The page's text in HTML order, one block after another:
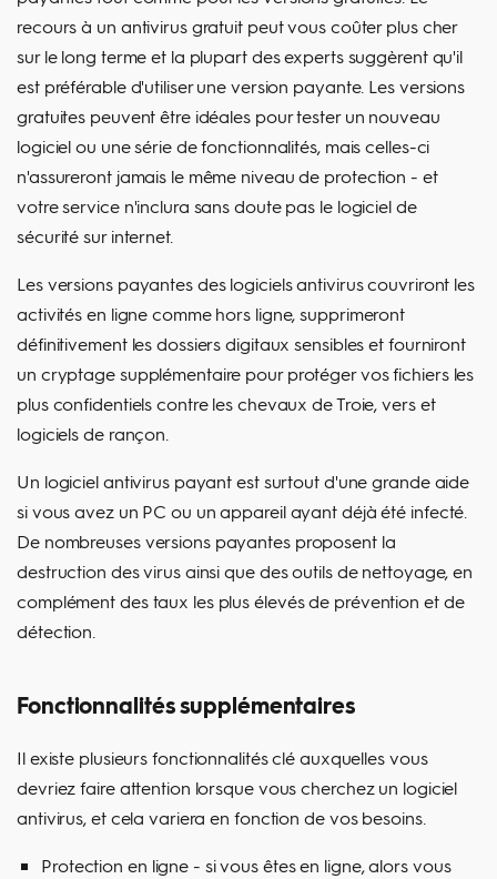
recours à un antivirus gratuit peut vous coûter plus cher
sur le long terme et la plupart des experts suggèrent qu'il
est préférable d'utiliser une version payante. Les versions
gratuites peuvent être idéales pour tester un nouveau
logiciel ou une série de fonctionnalités, mais celles-ci
n'assureront jamais le même niveau de protection - et
votre service n'inclura sans doute pas le logiciel de
sécurité sur internet.
Les versions payantes des logiciels antivirus couvriront les
activités en ligne comme hors ligne, supprimeront
définitivement les dossiers digitaux sensibles et fourniront
un cryptage supplémentaire pour protéger vos fichiers les
plus confidentiels contre les chevaux de Troie, vers et
logiciels de rançon.
Un logiciel antivirus payant est surtout d'une grande aide
si vous avez un PC ou un appareil ayant déjà été infecté.
De nombreuses versions payantes proposent la
destruction des virus ainsi que des outils de nettoyage, en
complément des taux les plus élevés de prévention et de
détection.
Fonctionnalités supplémentaires
Il existe plusieurs fonctionnalités clé auxquelles vous
devriez faire attention lorsque vous cherchez un logiciel
antivirus, et cela variera en fonction de vos besoins.
Protection en ligne - si vous êtes en ligne, alors vous